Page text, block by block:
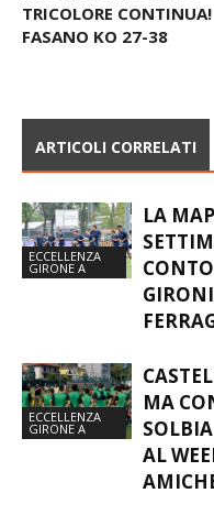
PALLAMANO CASSANO
MAGNAGO: IL SOGNO
LA
MA
SOLBIA
AL